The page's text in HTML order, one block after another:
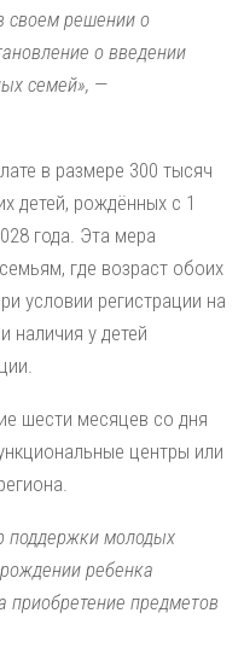
своем решении о
о введении
семей», —
в размере 300 тысяч
детей, рождённых с 1
года. Эта мера
где возраст обоих
условии регистрации на
наличия у детей
шести месяцев со дня
центры или
поддержки молодых
ребенка
предметов